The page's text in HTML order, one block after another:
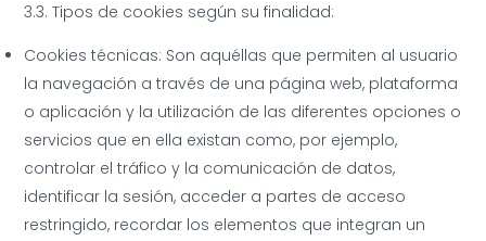
3.3. Tipos de cookies según su finalidad:
Cookies técnicas: Son aquéllas que permiten al usuario
la navegación a través de una página web, plataforma
o aplicación y la utilización de las diferentes opciones o
servicios que en ella existan como, por ejemplo,
controlar el tráfico y la comunicación de datos,
identificar la sesión, acceder a partes de acceso
restringido, recordar los elementos que integran un